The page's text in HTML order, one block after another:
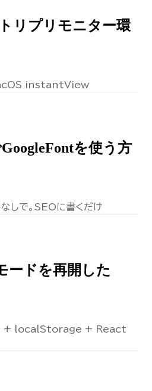
リプリモニター環
instantView
を使う方
しで。SEOに書くだけ
ードを再開した
+ localStorage + React